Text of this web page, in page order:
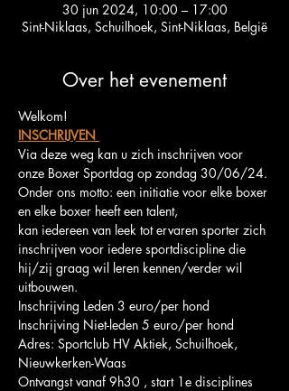
30 jun 2024, 10:00 – 17:00
Sint-Niklaas, Schuilhoek, Sint-Niklaas, België
Over het evenement
Welkom!
INSCHRIJVEN
Via deze weg kan u zich inschrijven voor
onze Boxer Sportdag op zondag 30/06/24.
Onder ons motto: een initiatie voor elke boxer
en elke boxer heeft een talent,
kan iedereen van leek tot ervaren sporter zich
inschrijven voor iedere sportdiscipline die
hij/zij graag wil leren kennen/verder wil
uitbouwen.
Inschrijving Leden 3 euro/per hond
Inschrijving Niet-leden 5 euro/per hond
Adres: Sportclub HV Aktiek, Schuilhoek,
Nieuwkerken-Waas
Ontvangst vanaf 9h30 , start 1e disciplines